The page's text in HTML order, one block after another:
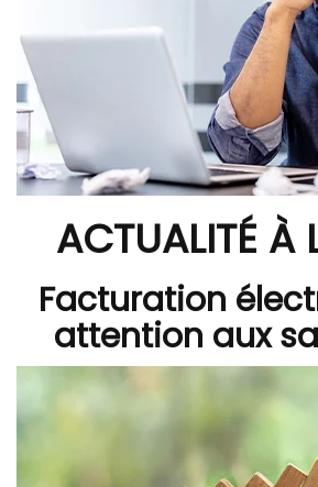
ACTUALITÉ À
Facturation
attention aux